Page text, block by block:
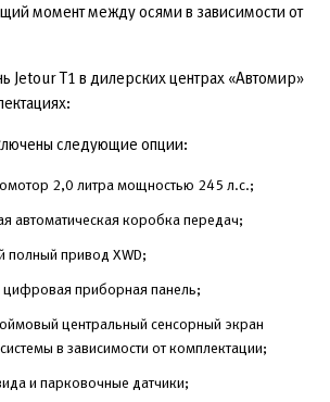
момент между осями в зависимости от
Jetour T1 в дилерских центрах «Автомир»
следующие опции:
2,0 литра мощностью 245 л.с.;
автоматическая коробка передач;
полный привод XWD;
приборная панель;
центральный сенсорный экран
в зависимости от комплектации;
и парковочные датчики;